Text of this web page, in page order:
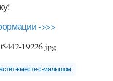
->>>
вместе-с-малышом